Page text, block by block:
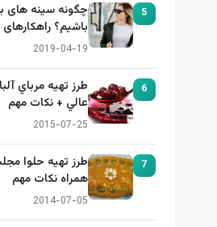
5
چگونه سینه های
باشیم؟
برای بزرگ کردن
2019-04-19
6
طرز تهيه مرباي
عالي + نكات مهم
2015-07-25
7
طرز تهيه حلوا
همراه نكات مهم
2014-07-05